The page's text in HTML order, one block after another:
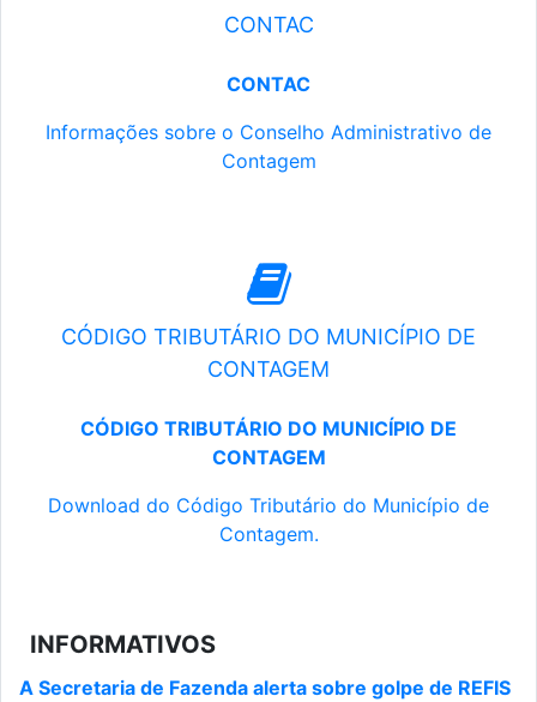
CONTAC
CONTAC
Informações sobre o Conselho Administrativo de
Contagem
CÓDIGO TRIBUTÁRIO DO MUNICÍPIO DE
CONTAGEM
CÓDIGO TRIBUTÁRIO DO MUNICÍPIO DE
CONTAGEM
Download do Código Tributário do Município de
Contagem.
INFORMATIVOS
A Secretaria de Fazenda alerta sobre golpe de REFIS